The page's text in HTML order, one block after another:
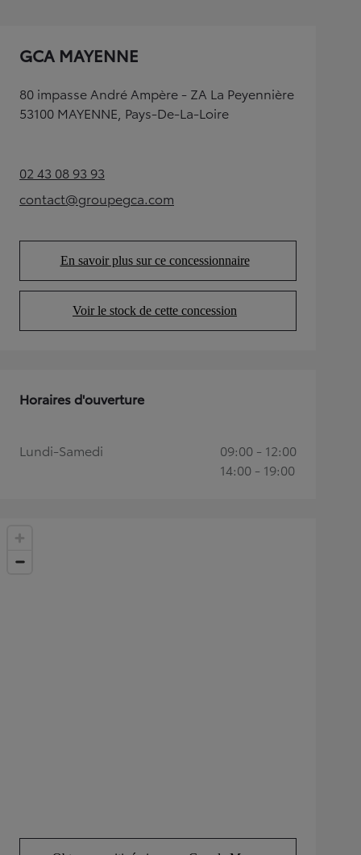
GCA MAYENNE
80 impasse André Ampère - ZA La Peyennière
53100 MAYENNE, Pays-De-La-Loire
02 43 08 93 93(Opens in new tab)
contact@groupegca.com
(Opens in new tab)
En savoir plus sur ce concessionnaire
(Opens in new tab)
Voir le stock de cette concession
(Opens in new tab)
Horaires d'ouverture
Lundi-Samedi
09:00 - 12:00
14:00 - 19:00